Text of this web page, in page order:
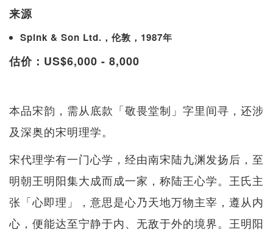
来源
Spink & Son Ltd.，伦敦，1987年
估价：US$6,000 - 8,000
本品宋韵，需从底款「敬畏堂制」字里间寻，还涉
及深奥的宋明理学。
宋代理学有一门心学，经由南宋陆九渊发扬后，至
明朝王明阳集大成而成一家，称陆王心学。王氏主
张「心即理」，意思是心乃天地万物主宰，遵从内
心，便能达至宁静于内、无敌于外的境界。王明阳